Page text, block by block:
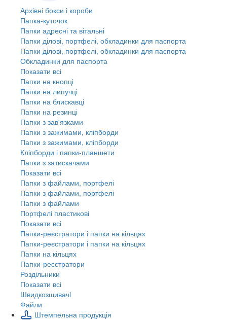
Архівні бокси і короби
Папка-куточок
Папки адресні та вітальні
Папки ділові, портфелі, обкладинки для паспорта
Папки ділові, портфелі, обкладинки для паспорта
Обкладинки для паспорта
Показати всі
Папки на кнопці
Папки на липучці
Папки на блискавці
Папки на резинці
Папки з зав'язками
Папки з зажимами, кліпборди
Папки з зажимами, кліпборди
Кліпборди і папки-планшети
Папки з затискачами
Показати всі
Папки з файлами, портфелі
Папки з файлами, портфелі
Папки з файлами
Портфелі пластикові
Показати всі
Папки-реєстратори і папки на кільцях
Папки-реєстратори і папки на кільцях
Папки на кільцях
Папки-реєстратори
Роздільники
Показати всі
Швидкозшивачi
Файли
Штемпельна продукція